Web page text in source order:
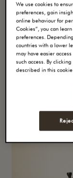
We use cookies to
preferences, gain
online behaviour for
Cookies”, you can
preferences.
countries with a lower
may have easier
such access. By
described in this